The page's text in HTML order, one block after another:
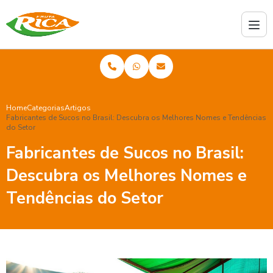
HomeCategoriasArtigos
Fabricantes de Sucos no Brasil: Descubra os Melhores Nomes e Tendências
do Setor
Fabricantes de Sucos no Brasil:
Descubra os Melhores Nomes e
Tendências do Setor